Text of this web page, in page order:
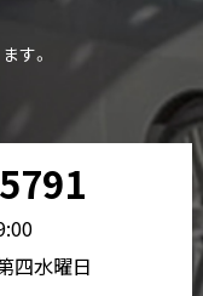
す。
四水曜日